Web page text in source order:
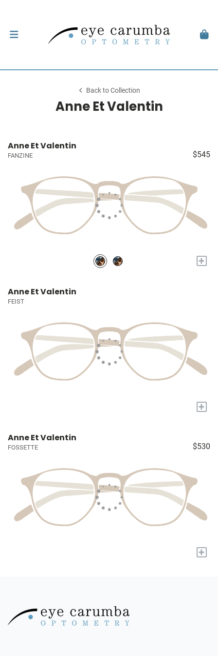
Back to Collection
Anne Et Valentin
Anne Et Valentin
FANZINE $545
+
Anne Et Valentin
FEIST
+
Anne Et Valentin
FOSSETTE $530
+